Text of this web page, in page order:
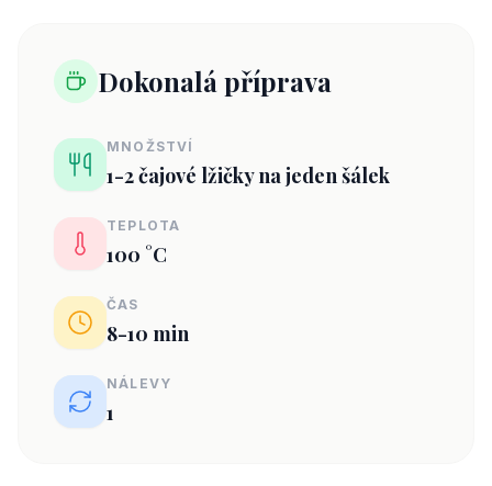
Dokonalá příprava
MNOŽSTVÍ
1-2 čajové lžičky na jeden šálek
TEPLOTA
100 °C
ČAS
8-10 min
NÁLEVY
1